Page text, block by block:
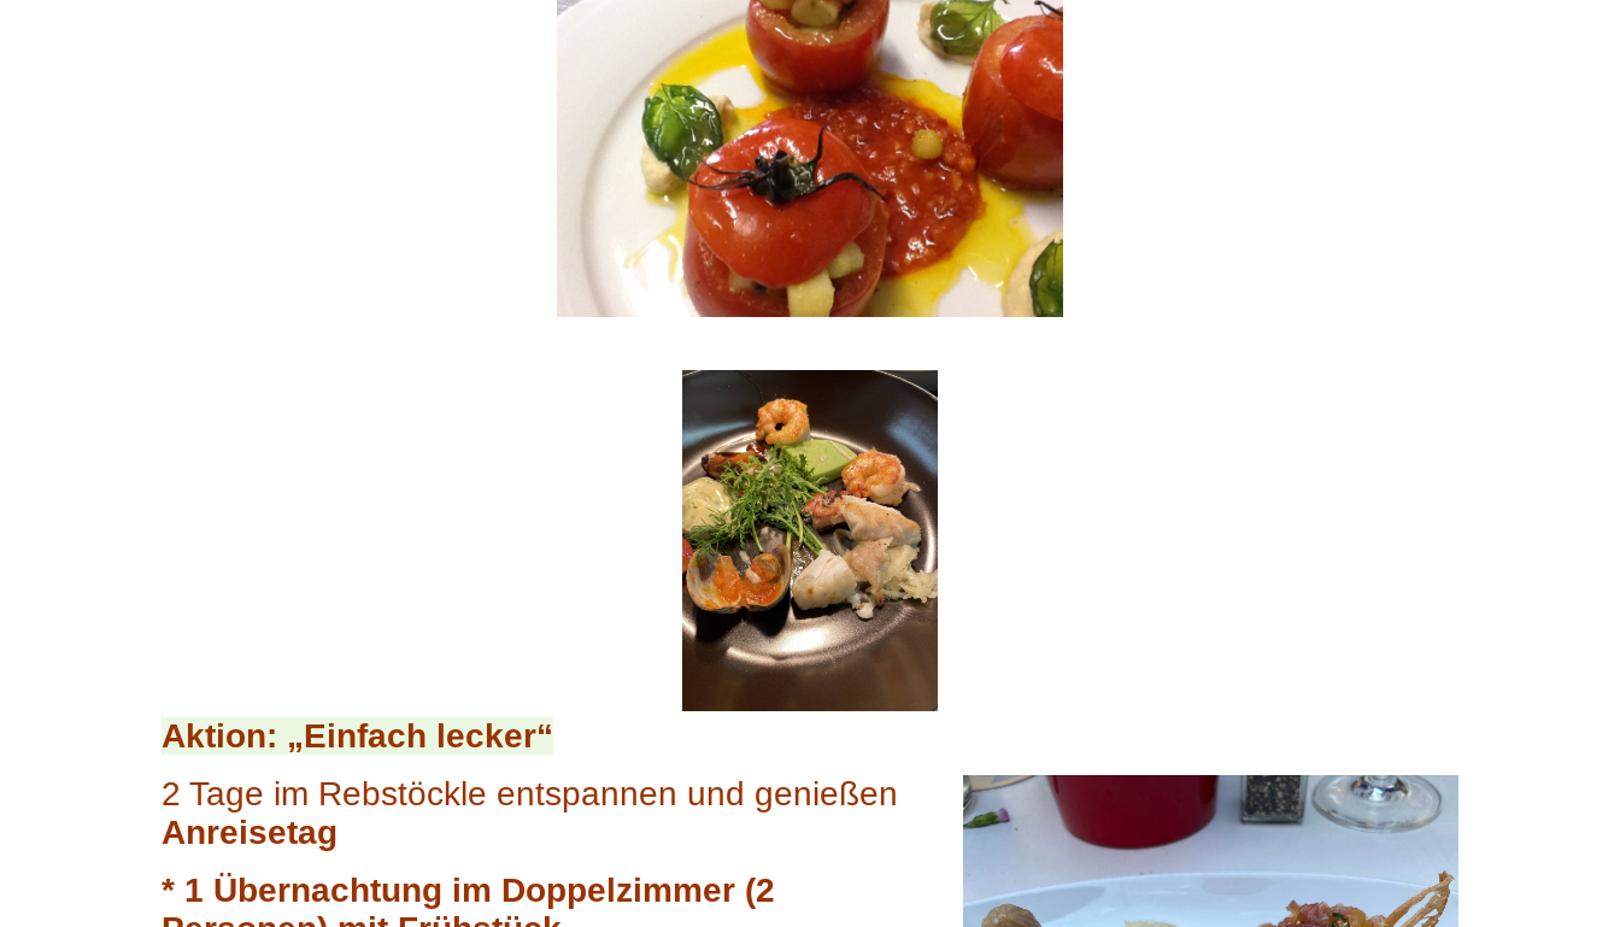
Aktion: „Einfach lecker“
2 Tage im Rebstöckle entspannen und genießen
Anreisetag
* 1 Übernachtung im Doppelzimmer (2